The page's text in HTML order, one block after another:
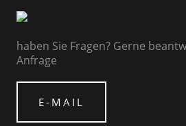
haben Sie Fragen? Gerne
Anfrage
E-MAIL